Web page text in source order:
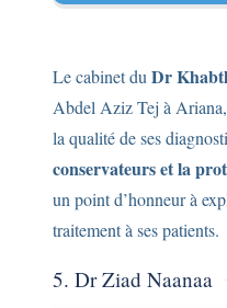
Le cabinet duDr
Abdel Aziz Tej à
la qualité de ses
conservateurs et la
un point d’honneur à
traitement à ses patients.
5. Dr Ziad Naanaa